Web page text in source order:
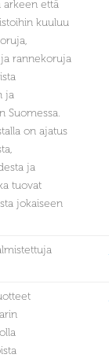
arkeen että
kuuluu
rannekoruja
ja
Suomessa.
on ajatus
ja
tuovat
jokaiseen